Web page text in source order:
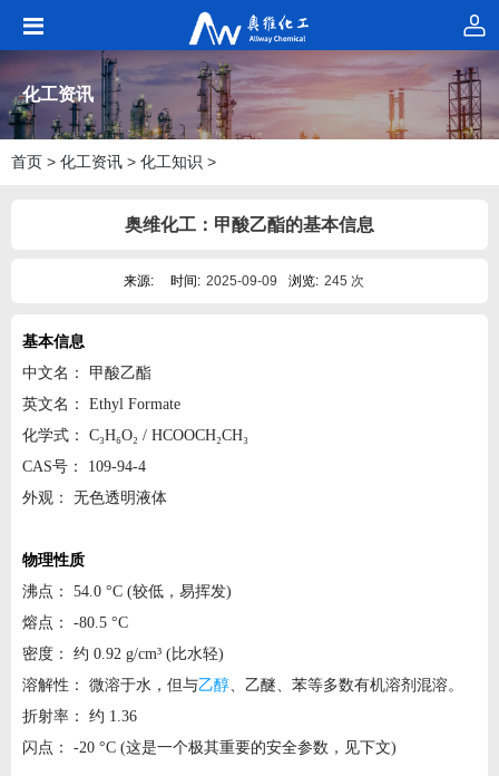
化工资讯
首页 > 化工资讯 > 化工知识 >
奥维化工：甲酸乙酯的基本信息
来源: 时间: 2025-09-09 浏览: 245 次
基本信息
中文名： 甲酸乙酯
英文名： Ethyl Formate
化学式： C₃H₆O₂ / HCOOCH₂CH₃
CAS号： 109-94-4
外观： 无色透明液体
物理性质
沸点： 54.0 °C (较低，易挥发)
熔点： -80.5 °C
密度： 约 0.92 g/cm³ (比水轻)
溶解性： 微溶于水，但与乙醇、乙醚、苯等多数有机溶剂混溶。
折射率： 约 1.36
闪点： -20 °C (这是一个极其重要的安全参数，见下文)